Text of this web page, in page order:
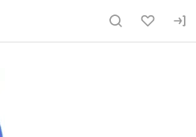
сайту fishretail.ru
Николаевич, ИП
о компании